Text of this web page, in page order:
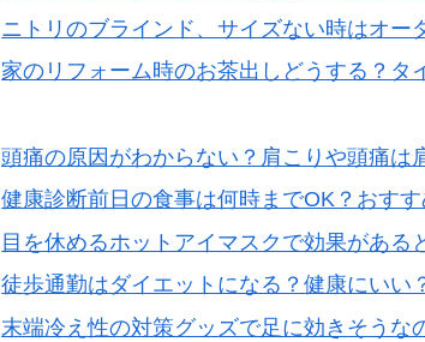
ニトリのブラインド、サイズない時はオー
家のリフォーム時のお茶出しどうする？タ
頭痛の原因がわからない？肩こりや頭痛は
健康診断前日の食事は何時までOK？おす
目を休めるホットアイマスクで効果がある
徒歩通勤はダイエットになる？健康にいい
末端冷え性の対策グッズで足に効きそうな